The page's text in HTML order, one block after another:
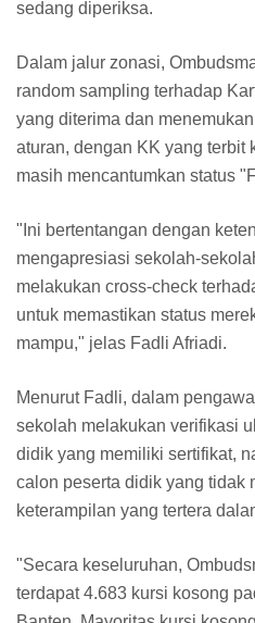
sedang diperiksa.
Dalam jalur zonasi,
random sampling terhadap
yang diterima dan
aturan, dengan KK yang terbit
masih mencantumkan status
"Ini bertentangan dengan
mengapresiasi sekolah-
melakukan cross-check
untuk memastikan status
mampu," jelas Fadli Afriadi.
Menurut Fadli, dalam
sekolah melakukan verifikasi
didik yang memiliki sertifikat,
calon peserta didik yang tidak
keterampilan yang tertera
"Secara keseluruhan,
terdapat 4.683 kursi kosong